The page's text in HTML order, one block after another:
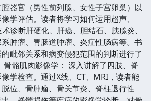
器官（男性前列腺、女性子宫卵巢）以
学评估。读者将学习如何运用超声、
诊断肝硬化、肝癌、胆结石、胰腺炎、
肿瘤、胃肠道肿瘤、炎症性肠病等。书
毗邻关系和病变侵犯范围的判断进行了
骨骼肌肉影像学： 深入讲解了四肢、脊
学检查。通过X线、CT、MRI，读者能
位、骨肿瘤、骨关节炎、脊柱退行性